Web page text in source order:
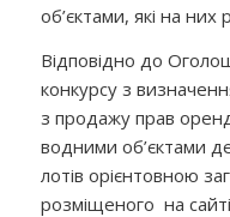
об’єктами, які на них
Відповідно до
конкурсу з
з продажу прав
водними об’єктами
лотів орієнтовною
розміщеного на